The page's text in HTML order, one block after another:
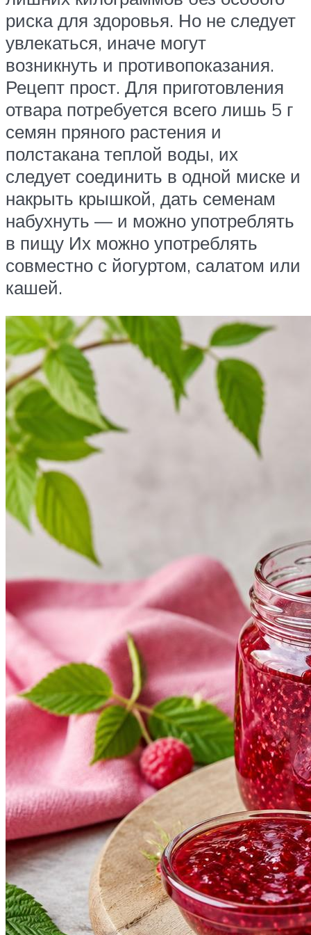
риска для здоровья. Но не следует
увлекаться, иначе могут
возникнуть и противопоказания.
Рецепт прост. Для приготовления
отвара потребуется всего лишь 5 г
семян пряного растения и
полстакана теплой воды, их
следует соединить в одной миске и
накрыть крышкой, дать семенам
набухнуть — и можно употреблять
в пищу Их можно употреблять
совместно с йогуртом, салатом или
кашей.